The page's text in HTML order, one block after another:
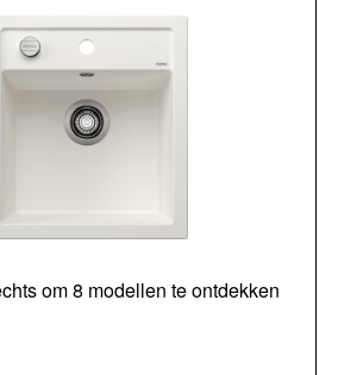
om 8 modellen te ontdekken